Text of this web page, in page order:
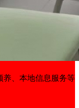
养、本地信息服务等